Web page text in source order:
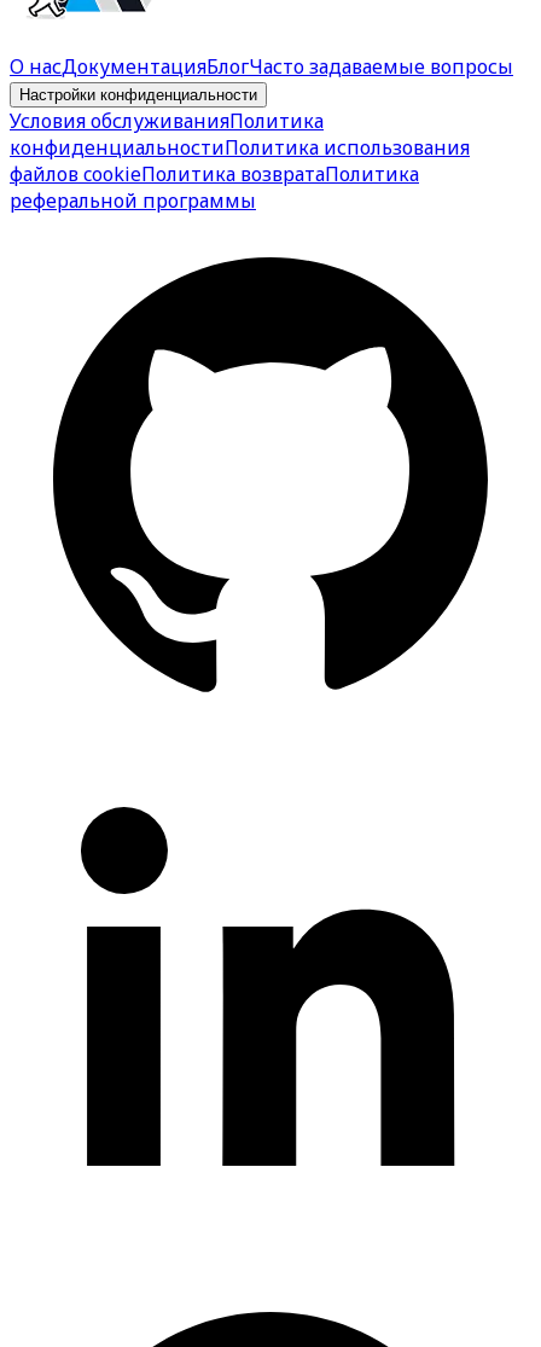
О насДокументацияБлогЧасто задаваемые вопросы
Настройки конфиденциальности
Условия обслуживанияПолитика
конфиденциальностиПолитика использования
файлов cookieПолитика возвратаПолитика
реферальной программы